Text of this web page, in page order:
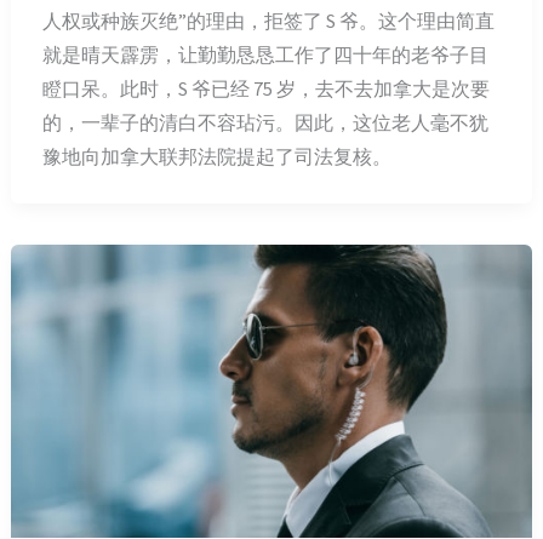
人权或种族灭绝”的理由，拒签了 S 爷。这个理由简直
就是晴天霹雳，让勤勤恳恳工作了四十年的老爷子目
瞪口呆。此时，S 爷已经 75 岁，去不去加拿大是次要
的，一辈子的清白不容玷污。因此，这位老人毫不犹
豫地向加拿大联邦法院提起了司法复核。